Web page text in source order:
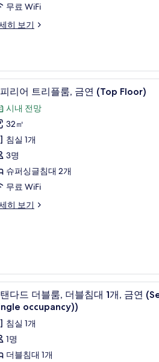
무료 WiFi
히 보기
침구, 오리/거위털 이불, 책상, 노트북 작업 공
슈피리어 트
10리어 트리플룸, 금연 (Top Floor)
시내 전망
32㎡
침실 1개
3명
슈퍼싱글침대 2개
무료 WiFi
히 보기
작업 공간 고급 침구,
11다드 더블룸, 더블침대 1개, 금연
occupancy))
침실 1개
1명
더블침대 1개